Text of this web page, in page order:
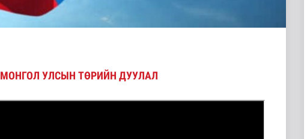
МОНГОЛ УЛСЫН ТӨРИЙН ДУУЛАЛ